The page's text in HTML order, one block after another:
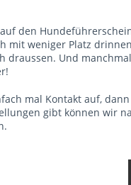
den
mit weniger Platz
draussen. Und
mal Kontakt auf, dann
gibt können wir